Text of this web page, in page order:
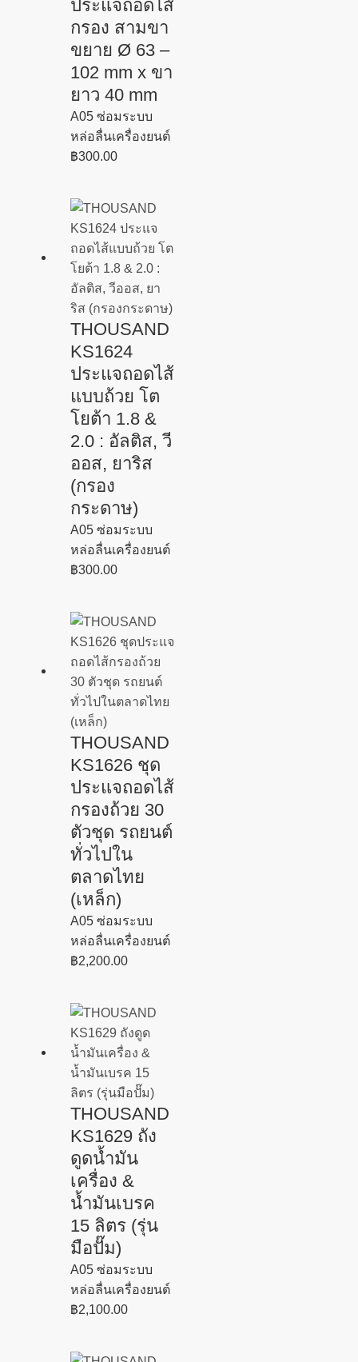
ประแจถอดไส้
กรอง สามขา
ขยาย Ø 63 –
102 mm x ขา
ยาว 40 mm
A05 ซ่อมระบบ
หล่อลื่นเครื่องยนต์
฿300.00
THOUSAND
KS1624
ประแจถอดไส้
แบบถ้วย โต
โยต้า 1.8 &
2.0 : อัลติส, วี
ออส, ยาริส
(กรอง
กระดาษ)
A05 ซ่อมระบบ
หล่อลื่นเครื่องยนต์
฿300.00
THOUSAND
KS1626 ชุด
ประแจถอดไส้
กรองถ้วย 30
ตัวชุด รถยนต์
ทั่วไปใน
ตลาดไทย
(เหล็ก)
A05 ซ่อมระบบ
หล่อลื่นเครื่องยนต์
฿2,200.00
THOUSAND
KS1629 ถัง
ดูดน้ำมัน
เครื่อง &
น้ำมันเบรค
15 ลิตร (รุ่น
มือปั๊ม)
A05 ซ่อมระบบ
หล่อลื่นเครื่องยนต์
฿2,100.00